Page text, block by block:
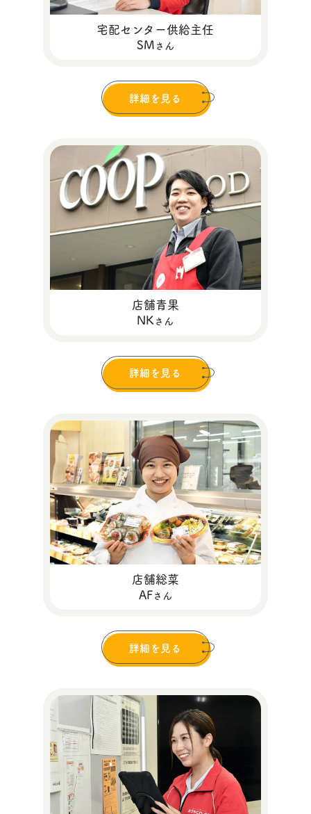
宅配センター供給主任
SM さん
詳細を見る
店舗青果
NK さん
詳細を見る
店舗総菜
AFさん
詳細を見る